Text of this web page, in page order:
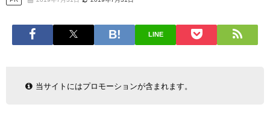
LINE
当サイトにはプロモーションが含まれます。